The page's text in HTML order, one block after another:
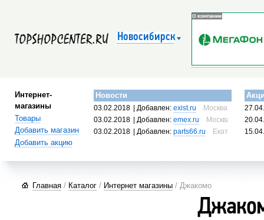
Новосибирск
Интернет-
магазины
Товары
Добавить магазин
Добавить акцию
Новости
03.02.2018 | Добавлен:exist.ru
Москва, Россия
03.02.2018
| Добавлен:emex.ru
Москва, Россия
03.02.2018
| Добавлен:parts66.ru Екатеринбург,
Главная / Каталог / Интернет магазины / Джакомо